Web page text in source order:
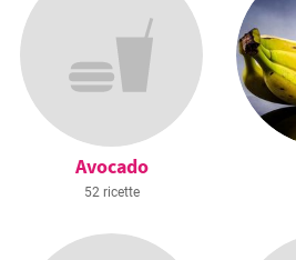
Avocado
52 ricette